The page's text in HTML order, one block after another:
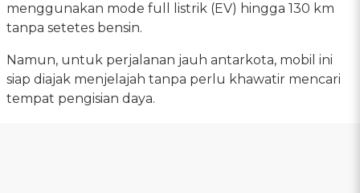
menggunakan mode full listrik (EV) hingga 130 km
tanpa setetes bensin.
Namun, untuk perjalanan jauh antarkota, mobil ini
siap diajak menjelajah tanpa perlu khawatir mencari
tempat pengisian daya.